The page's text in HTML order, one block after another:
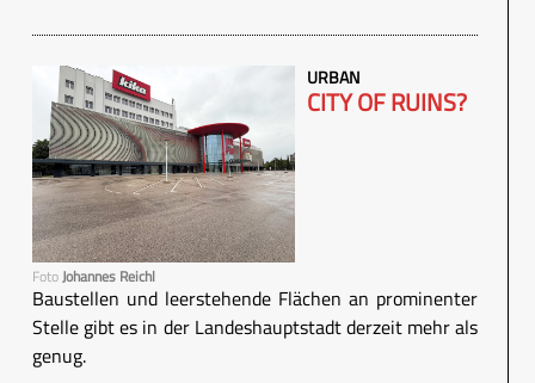
FotoJohannes Reichl
URBAN
CITY OF RUINS?
Baustellen und leerstehende Flächen an prominenter
Stelle gibt es in der Landeshauptstadt derzeit mehr als
genug.